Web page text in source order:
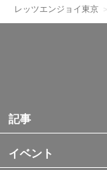
レッツエンジョイ東京
記事
イベント